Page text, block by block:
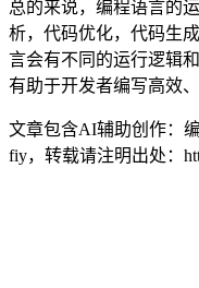
总的来说，编程语言的
析，代码优化，代码生
言会有不同的运行逻辑
有助于开发者编写高效
文章包含AI辅助创作：
fiy，转载请注明出处：